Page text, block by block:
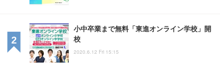
小中卒業まで無料「東進オンライン学校」開
校
2020.6.12 Fri 15:15